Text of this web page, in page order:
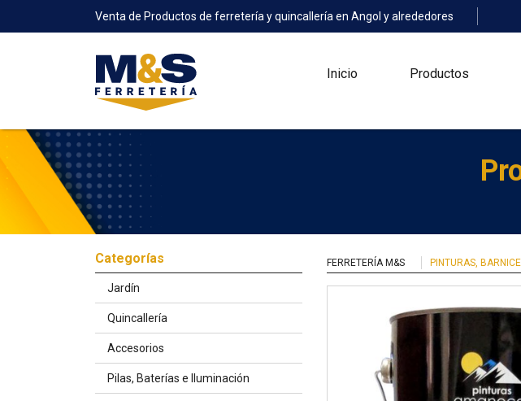
Venta de Productos de ferretería y quincallería en Angol y alrededores
Inicio Productos
Categorías
Jardín
Quincallería
Accesorios
Pilas, Baterías e Iluminación
FERRETERÍA M&S PINTURAS,